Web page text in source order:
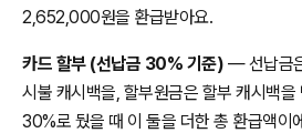
2,652,000원을 환급받아요.
카드 할부 (선납금 30% 기준) — 선납금
시불 캐시백을, 할부원금은 할부 캐시백
30%로 뒀을 때 이 둘을 더한 총 환급액이